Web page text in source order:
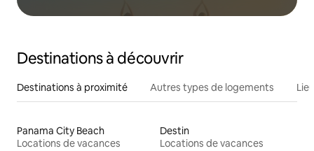
Destinations à découvrir
Destinations à proximité Autres types de logements
Panama City Beach
Locations de vacances
Destin
Locations de vacances